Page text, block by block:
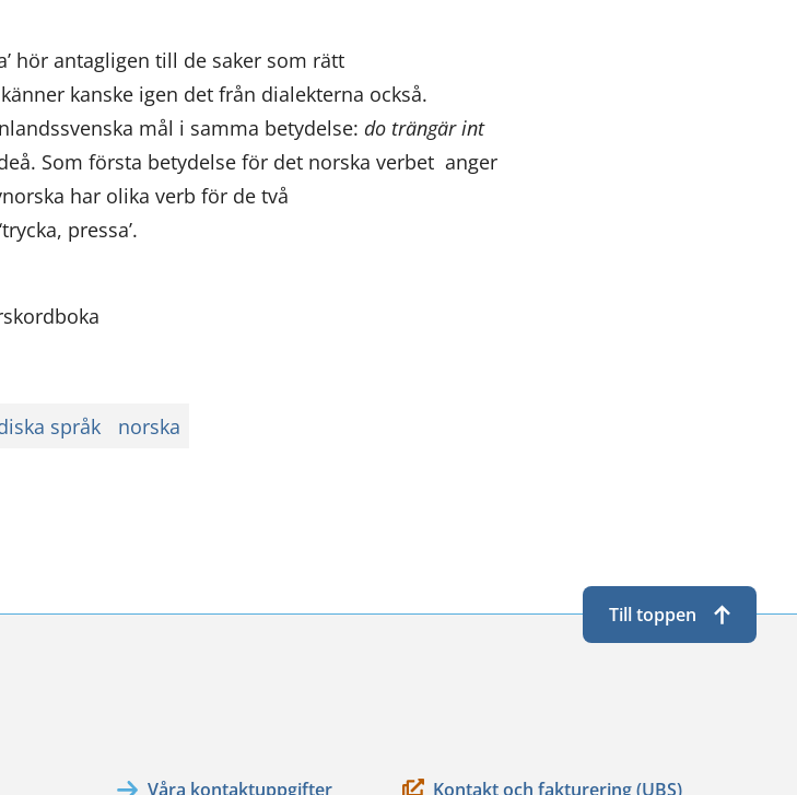
hör antagligen till de saker som rätt
kanske igen det från dialekterna också.
mål i samma betydelse: do trängär int
Som första betydelse för det norska verbet anger
har olika verb för de två
pressa’.
språk norska
Våra kontaktuppgifter Kontakt och fakturering (UBS)
Till toppen